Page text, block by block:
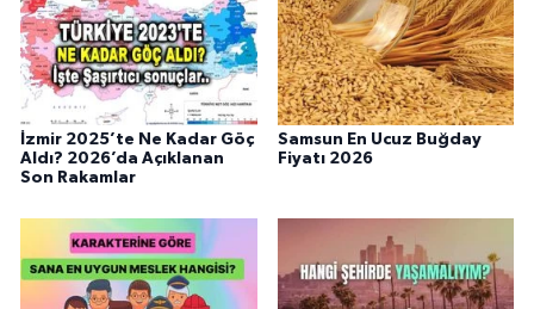
İzmir 2025’te Ne Kadar Göç
Aldı? 2026’da Açıklanan
Son Rakamlar
Samsun En Ucuz Buğday
Fiyatı 2026